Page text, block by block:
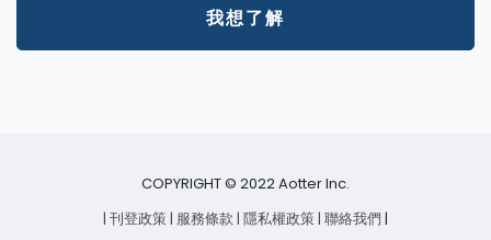
我想了解
COPYRIGHT © 2022 Aotter Inc.
| 刊登政策| 服務條款| 隱私權政策| 聯絡我們 |